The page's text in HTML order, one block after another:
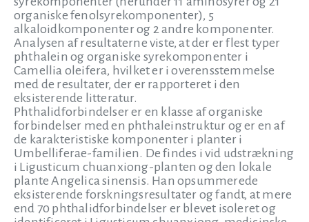
organiske fenolsyrekomponenter), 5
alkaloidkomponenter og 2 andre komponenter.
Analysen af resultaterne viste, at der er flest typer
phthalein og organiske syrekomponenter i
Camellia oleifera, hvilket er i overensstemmelse
med de resultater, der er rapporteret i den
eksisterende litteratur.
Phthalidforbindelser er en klasse af organiske
forbindelser med en phthaleinstruktur og er en af
de karakteristiske komponenter i planter i
Umbelliferae-familien. De findes i vid udstrækning
i Ligusticum chuanxiong-planten og den lokale
plante Angelica sinensis. Han opsummerede
eksisterende forskningsresultater og fandt, at mere
end 70 phthalidforbindelser er blevet isoleret og